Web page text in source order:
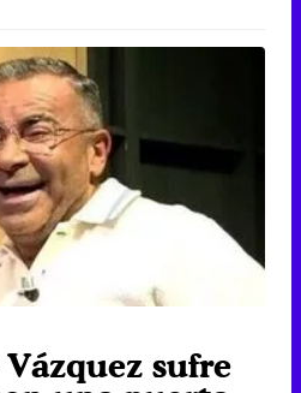
sufre